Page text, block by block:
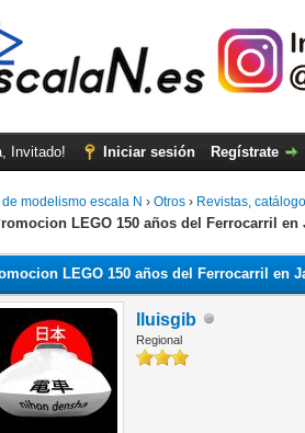
Invitado! Iniciar sesión Regístrate
de modelismo escala N ›Otros › Revistas,
LEGO 150 años del Ferrocarril en
LEGO 150 años del Ferrocarril en
lluisgib
Regional